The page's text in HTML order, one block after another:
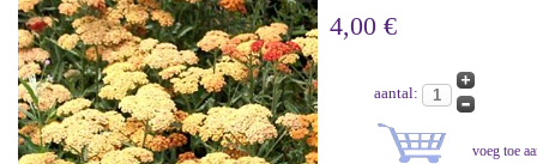
4,00 €
aantal: